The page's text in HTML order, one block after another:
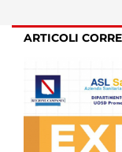
ARTICOLI